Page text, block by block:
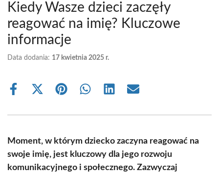
Kiedy Wasze dzieci zaczęły
reagować na imię? Kluczowe
informacje
Data dodania: 17 kwietnia 2025 r.
Share
Share
(Twitter)
Share Share Share Share
Moment, w którym dziecko zaczyna reagować na
swoje imię, jest kluczowy dla jego rozwoju
komunikacyjnego i społecznego. Zazwyczaj